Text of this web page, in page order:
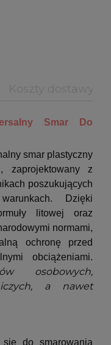
Smar Do
smar plastyczny
zaprojektowany z
poszukujących
Dzięki
litowej oraz
normami,
ochronę przed
obciążeniami.
osobowych,
a nawet
do smarowania